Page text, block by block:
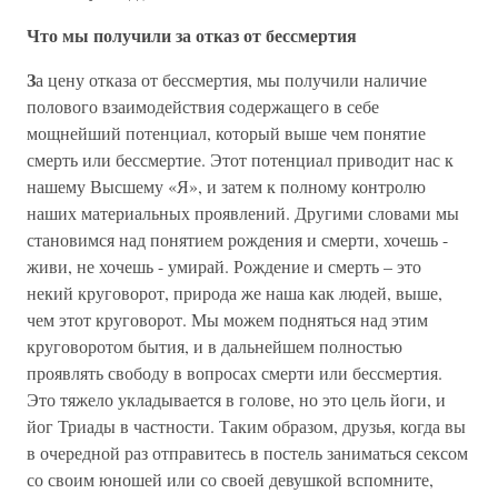
Что мы получили за отказ от бессмертия
За цену отказа от бессмертия, мы получили наличие
полового взаимодействия cодержащего в себе
мощнейший потенциал, который выше чем понятие
смерть или бессмертие. Этот потенциал приводит нас к
нашему Высшему «Я», и затем к полному контролю
наших материальных проявлений. Другими словами мы
становимся над понятием рождения и смерти, хочешь -
живи, не хочешь - умирай. Рождение и смерть – это
некий круговорот, природа же наша как людей, выше,
чем этот круговорот. Мы можем подняться над этим
круговоротом бытия, и в дальнейшем полностью
проявлять свободу в вопросах смерти или бессмертия.
Это тяжело укладывается в голове, но это цель йоги, и
йог Триады в частности. Таким образом, друзья, когда вы
в очередной раз отправитесь в постель заниматься сексом
со своим юношей или со своей девушкой вспомните,